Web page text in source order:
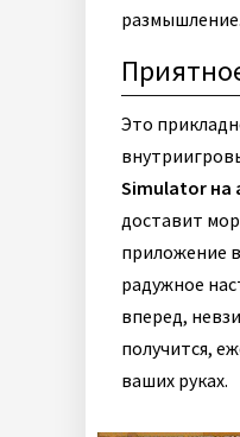
размышление.
Это
Simulator на
доставит
приложение
радужное
вперед,
получится,
ваших руках.